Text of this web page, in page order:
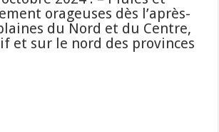
orageuses dès l’après-
du Nord et du Centre,
et sur le nord des provinces